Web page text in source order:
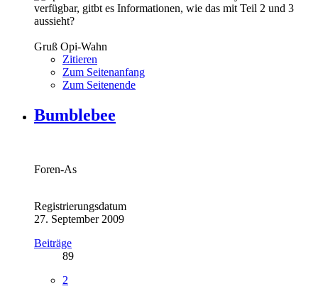
verfügbar, gitbt es Informationen, wie das mit Teil 2 und 3
aussieht?
Gruß Opi-Wahn
Zitieren
Zum Seitenanfang
Zum Seitenende
Bumblebee
Foren-As
Registrierungsdatum
27. September 2009
Beiträge
89
2